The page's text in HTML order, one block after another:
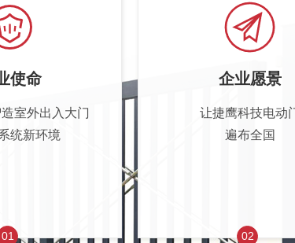
使命
室外出入大门
统新环境
01
企业愿景
让捷鹰科技电动
遍布全国
02